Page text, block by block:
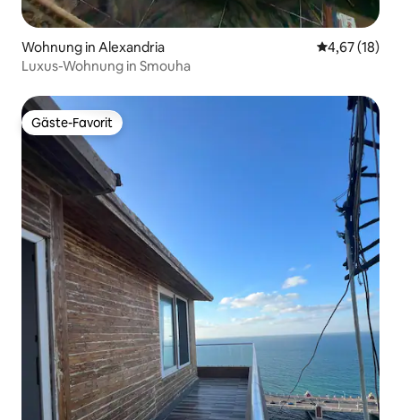
Wohnung in Alexandria
4,67 (18)
Luxus-Wohnung in Smouha
Gäste-Favorit
Gäste-Favorit